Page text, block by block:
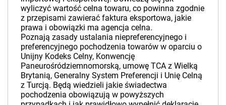
wyliczyć wartość celna towaru, co powinna zgodnie
z przepisami zawierać faktura eksportowa, jakie
prawa i obowiązki ma agencja celna.
Poznają zasady ustalania niepreferencyjnego i
preferencyjnego pochodzenia towarów w oparciu o
Unijny Kodeks Celny, Konwencję
Paneurośródziemnomorską, umowę TCA z Wielką
Brytanią, Generalny System Preferencji i Unię Celną
z Turcją. Będą wiedzieli jakie świadectwa
pochodzenia obowiązują w powyższych